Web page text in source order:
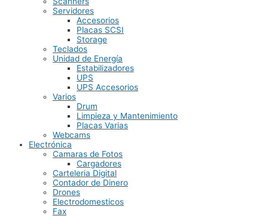
Servidores
Accesorios
Placas SCSI
Storage
Teclados
Unidad de Energía
Estabilizadores
UPS
UPS Accesorios
Varios
Drum
Limpieza y Mantenimiento
Placas Varias
Webcams
Electrónica
Camaras de Fotos
Cargadores
Carteleria Digital
Contador de Dinero
Drones
Electrodomesticos
Fax